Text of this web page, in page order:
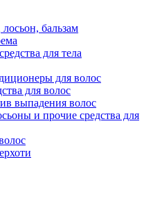
бальзам
для тела
для волос
для волос
выпадения волос
и прочие средства для